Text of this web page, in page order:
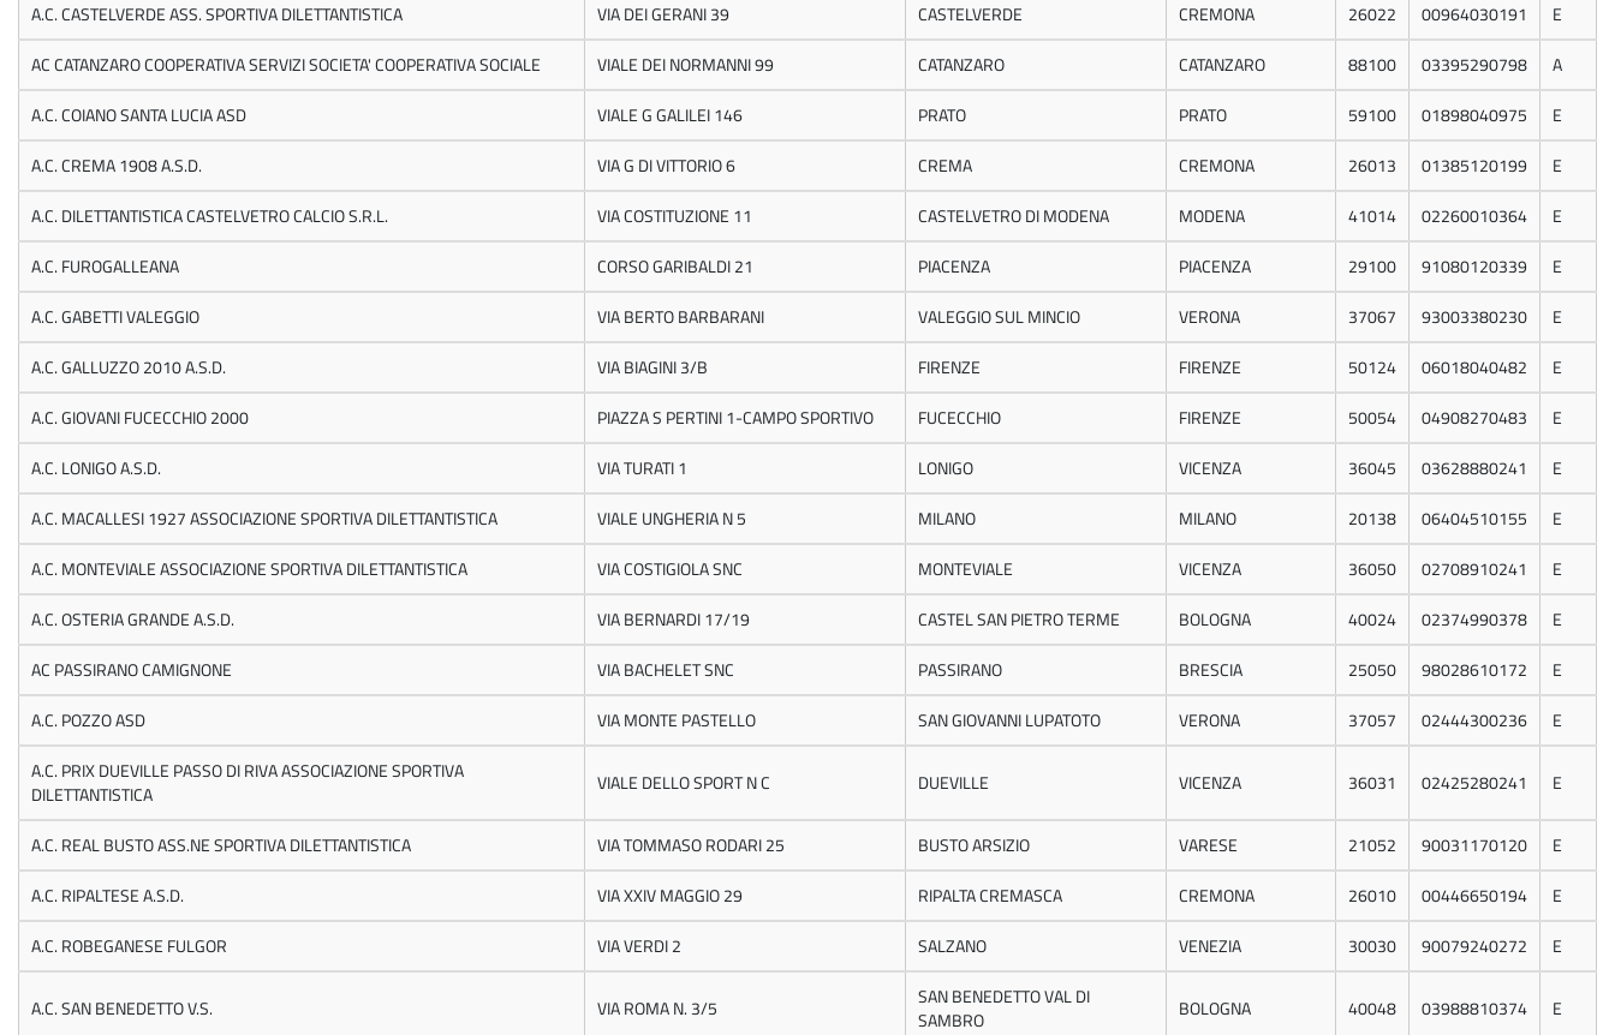
A.C. CASTELVERDE ASS. SPORTIVA DILETTANTISTICA
VIA DEI GERANI 39 CASTELVERDE CREMONA 26022 00964030191
E
AC CATANZARO COOPERATIVA SERVIZI SOCIETA' COOPERATIVA SOCIALE
VIALE DEI NORMANNI 99 CATANZARO CATANZARO 88100 03395290798
A
A.C. COIANO SANTA LUCIA ASD
VIALE G GALILEI 146 PRATO PRATO 59100 01898040975
E
A.C. CREMA 1908 A.S.D.
VIA G DI VITTORIO 6 CREMA CREMONA 26013 01385120199
E
A.C. DILETTANTISTICA CASTELVETRO CALCIO S.R.L.
VIA COSTITUZIONE 11 CASTELVETRO DI MODENA MODENA 41014 02260010364
E
A.C. FUROGALLEANA
CORSO GARIBALDI 21 PIACENZA PIACENZA 29100 91080120339
E
A.C. GABETTI VALEGGIO
VIA BERTO BARBARANI VALEGGIO SUL MINCIO VERONA 37067 93003380230
E
A.C. GALLUZZO 2010 A.S.D.
VIA BIAGINI 3/B FIRENZE FIRENZE 50124 06018040482
E
A.C. GIOVANI FUCECCHIO 2000
PIAZZA S PERTINI 1-CAMPO SPORTIVO FUCECCHIO FIRENZE 50054 04908270483
E
A.C. LONIGO A.S.D.
VIA TURATI 1 LONIGO VICENZA 36045 03628880241
E
A.C. MACALLESI 1927 ASSOCIAZIONE SPORTIVA DILETTANTISTICA
VIALE UNGHERIA N 5 MILANO MILANO 20138 06404510155
E
A.C. MONTEVIALE ASSOCIAZIONE SPORTIVA DILETTANTISTICA
VIA COSTIGIOLA SNC MONTEVIALE VICENZA 36050 02708910241
E
A.C. OSTERIA GRANDE A.S.D.
VIA BERNARDI 17/19 CASTEL SAN PIETRO TERME BOLOGNA 40024 02374990378
E
AC PASSIRANO CAMIGNONE
VIA BACHELET SNC PASSIRANO BRESCIA 25050 98028610172
E
A.C. POZZO ASD
VIA MONTE PASTELLO SAN GIOVANNI LUPATOTO VERONA 37057 02444300236
E
A.C. PRIX DUEVILLE PASSO DI RIVA ASSOCIAZIONE SPORTIVA
DILETTANTISTICA
VIALE DELLO SPORT N C DUEVILLE VICENZA 36031 02425280241 E
A.C. REAL BUSTO ASS.NE SPORTIVA DILETTANTISTICA VIA TOMMASO RODARI 25 BUSTO ARSIZIO VARESE 21052 90031170120
E
A.C. RIPALTESE A.S.D.
VIA XXIV MAGGIO 29 RIPALTA CREMASCA CREMONA 26010 00446650194
E
A.C. ROBEGANESE FULGOR
VIA VERDI 2 SALZANO VENEZIA 30030 90079240272 E
A.C. SAN BENEDETTO V.S. VIA ROMA N. 3/5
SAN BENEDETTO VAL DI
SAMBRO
BOLOGNA 40048 03988810374 E